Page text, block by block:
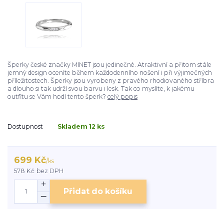
Šperky české značky MINET jsou jedinečné. Atraktivní a přitom stále
jemný design oceníte během každodenního nošení i při výjimečných
příležitostech. Šperky jsou vyrobeny z pravého rhodiovaného stříbra
a dlouho si tak udrží svou barvu i lesk. Tak co myslíte, k jakému
outfitu se Vám hodí tento šperk? celý popis
Dostupnost Skladem 12 ks
699 Kč/ks
578 Kč bez DPH
Přidat do košíku